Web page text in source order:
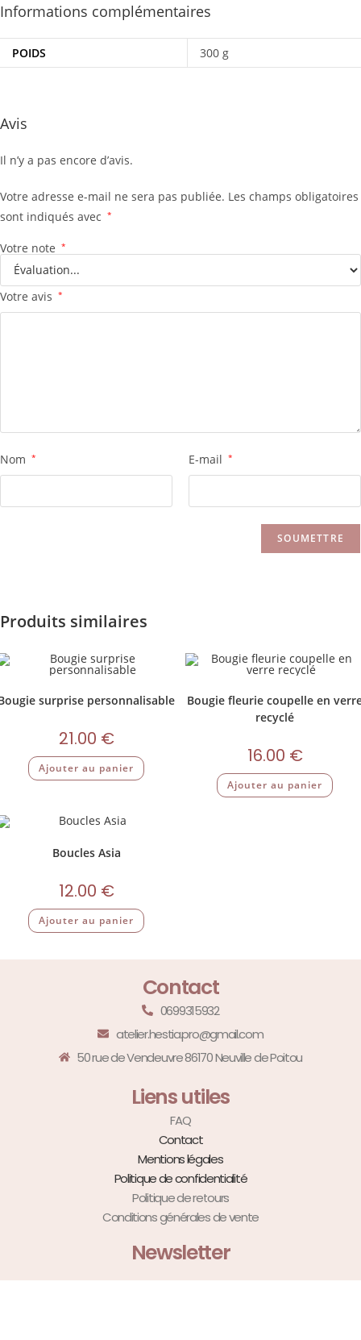
Informations complémentaires
POIDS 300 g
Avis
Il n’y a pas encore d’avis.
Votre adresse e-mail ne sera pas publiée. Les champs obligatoires
sont indiqués avec *
Votre note *
Votre avis *
Nom * E-mail *
Produits similaires
surprise personnalisable
21.00 €
Ajouter au panier
Bougie fleurie coupelle en
recyclé
16.00 €
Ajouter au panier
Boucles Asia
12.00 €
Ajouter au panier
Contact
0699315932
atelier.hestia.pro@gmail.com
50 rue de Vendeuvre 86170 Neuville de Poitou
Liens utiles
FAQ
Contact
Mentions légales
Politique de confidentialité
Politique de retours
Conditions générales de vente
Newsletter